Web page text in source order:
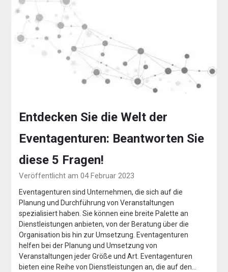
Entdecken Sie die Welt der
Eventagenturen: Beantworten Sie
diese 5 Fragen!
Veröffentlicht am 04 Februar 2023
Eventagenturen sind Unternehmen, die sich auf die
Planung und Durchführung von Veranstaltungen
spezialisiert haben. Sie können eine breite Palette an
Dienstleistungen anbieten, von der Beratung über die
Organisation bis hin zur Umsetzung. Eventagenturen
helfen bei der Planung und Umsetzung von
Veranstaltungen jeder Größe und Art. Eventagenturen
bieten eine Reihe von Dienstleistungen an, die auf den…